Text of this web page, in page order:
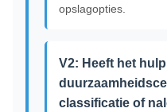
opslagopties.
V2: Heeft het
classificatie of